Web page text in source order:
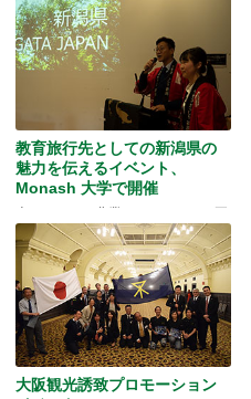
教育旅行先としての新潟県の
魅力を伝えるイベント、
Monash 大学で開催
米どころでの農業とモノづくりの両
方を体験できる
大阪観光誘致プロモーション